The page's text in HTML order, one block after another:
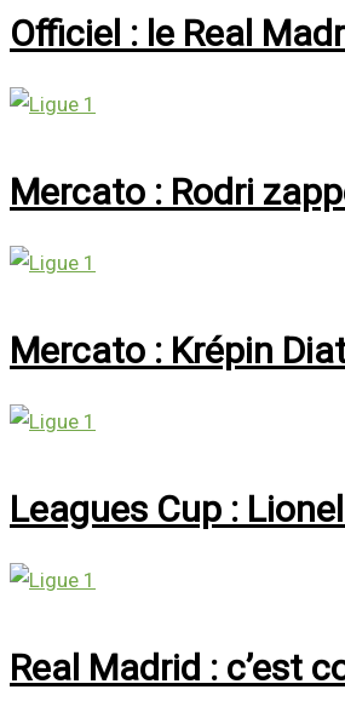
Officiel : le Real
Mercato : Rodri
Mercato : Krépin
Leagues Cup :
Real Madrid : c’est